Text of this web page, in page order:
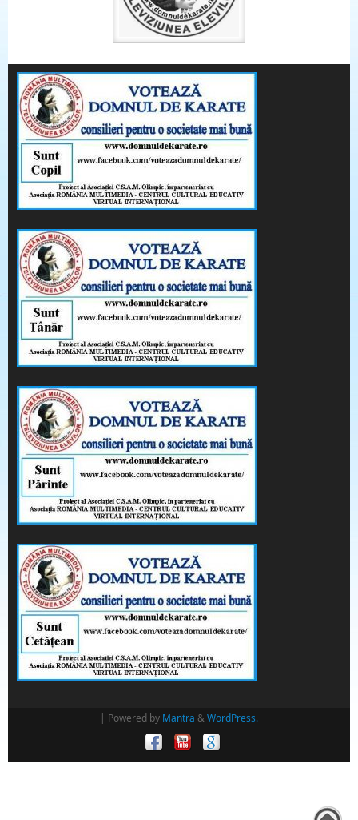
| Powered by Mantra &WordPress.